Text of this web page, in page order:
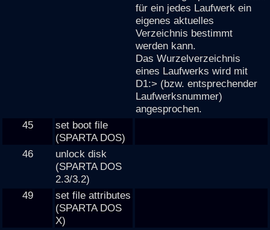
für ein jedes Laufwerk ein
eigenes aktuelles
Verzeichnis bestimmt
werden kann.
Das Wurzelverzeichnis
eines Laufwerks wird mit
D1:> (bzw. entsprechender
Laufwerksnummer)
angesprochen.
45
set boot file
(SPARTA DOS)
46
unlock disk
(SPARTA DOS
2.3/3.2)
49
set file attributes
(SPARTA DOS
X)